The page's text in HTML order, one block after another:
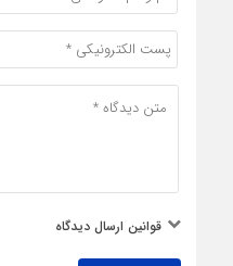
قوانین ارسال دیدگاه